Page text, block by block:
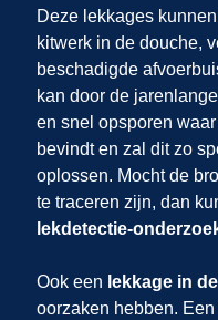
Deze lekkages
kitwerk in de douche,
beschadigde
kan door de
en snel opsporen
bevindt en zal dit zo
oplossen. Mocht de
te traceren zijn, dan
lekdetectie-
Ook een lekkage in
oorzaken hebben.